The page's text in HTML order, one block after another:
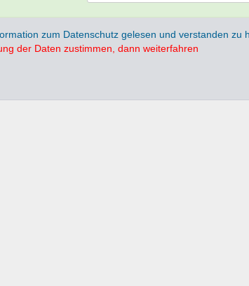
zum Datenschutz gelesen und verstanden zu
der Daten zustimmen, dann weiterfahren